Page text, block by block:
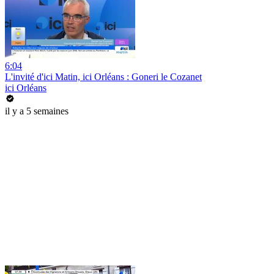
6:04
L'invité d'ici Matin, ici Orléans : Goneri le Cozanet
ici Orléans
il y a 5 semaines